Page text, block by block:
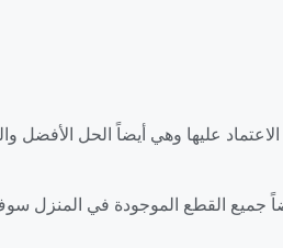
عليها وهي أيضاً الحل الأفضل
جميع القطع الموجودة في المنزل